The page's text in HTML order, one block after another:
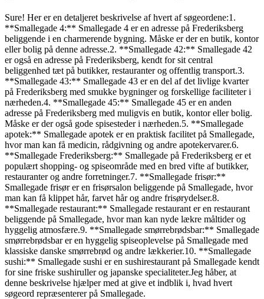
Sure! Her er en detaljeret beskrivelse af hvert af søgeordene:1.
**Smallegade 4:** Smallegade 4 er en adresse på Frederiksberg
beliggende i en charmerende bygning. Måske er der en butik, kontor
eller bolig på denne adresse.2. **Smallegade 42:** Smallegade 42
er også en adresse på Frederiksberg, kendt for sit central
beliggenhed tæt på butikker, restauranter og offentlig transport.3.
**Smallegade 43:** Smallegade 43 er en del af det livlige kvarter
på Frederiksberg med smukke bygninger og forskellige faciliteter i
nærheden.4. **Smallegade 45:** Smallegade 45 er en anden
adresse på Frederiksberg med muligvis en butik, kontor eller bolig.
Måske er der også gode spisesteder i nærheden.5. **Smallegade
apotek:** Smallegade apotek er en praktisk facilitet på Smallegade,
hvor man kan få medicin, rådgivning og andre apotekervarer.6.
**Smallegade Frederiksberg:** Smallegade på Frederiksberg er et
populært shopping- og spiseområde med en bred vifte af butikker,
restauranter og andre forretninger.7. **Smallegade frisør:**
Smallegade frisør er en frisørsalon beliggende på Smallegade, hvor
man kan få klippet hår, farvet hår og andre frisørydelser.8.
**Smallegade restaurant:** Smallegade restaurant er en restaurant
beliggende på Smallegade, hvor man kan nyde lækre måltider og
hyggelig atmosfære.9. **Smallegade smørrebrødsbar:** Smallegade
smørrebrødsbar er en hyggelig spiseoplevelse på Smallegade med
klassiske danske smørrebrød og andre lækkerier.10. **Smallegade
sushi:** Smallegade sushi er en sushirestaurant på Smallegade kendt
for sine friske sushiruller og japanske specialiteter.Jeg håber, at
denne beskrivelse hjælper med at give et indblik i, hvad hvert
søgeord repræsenterer på Smallegade.